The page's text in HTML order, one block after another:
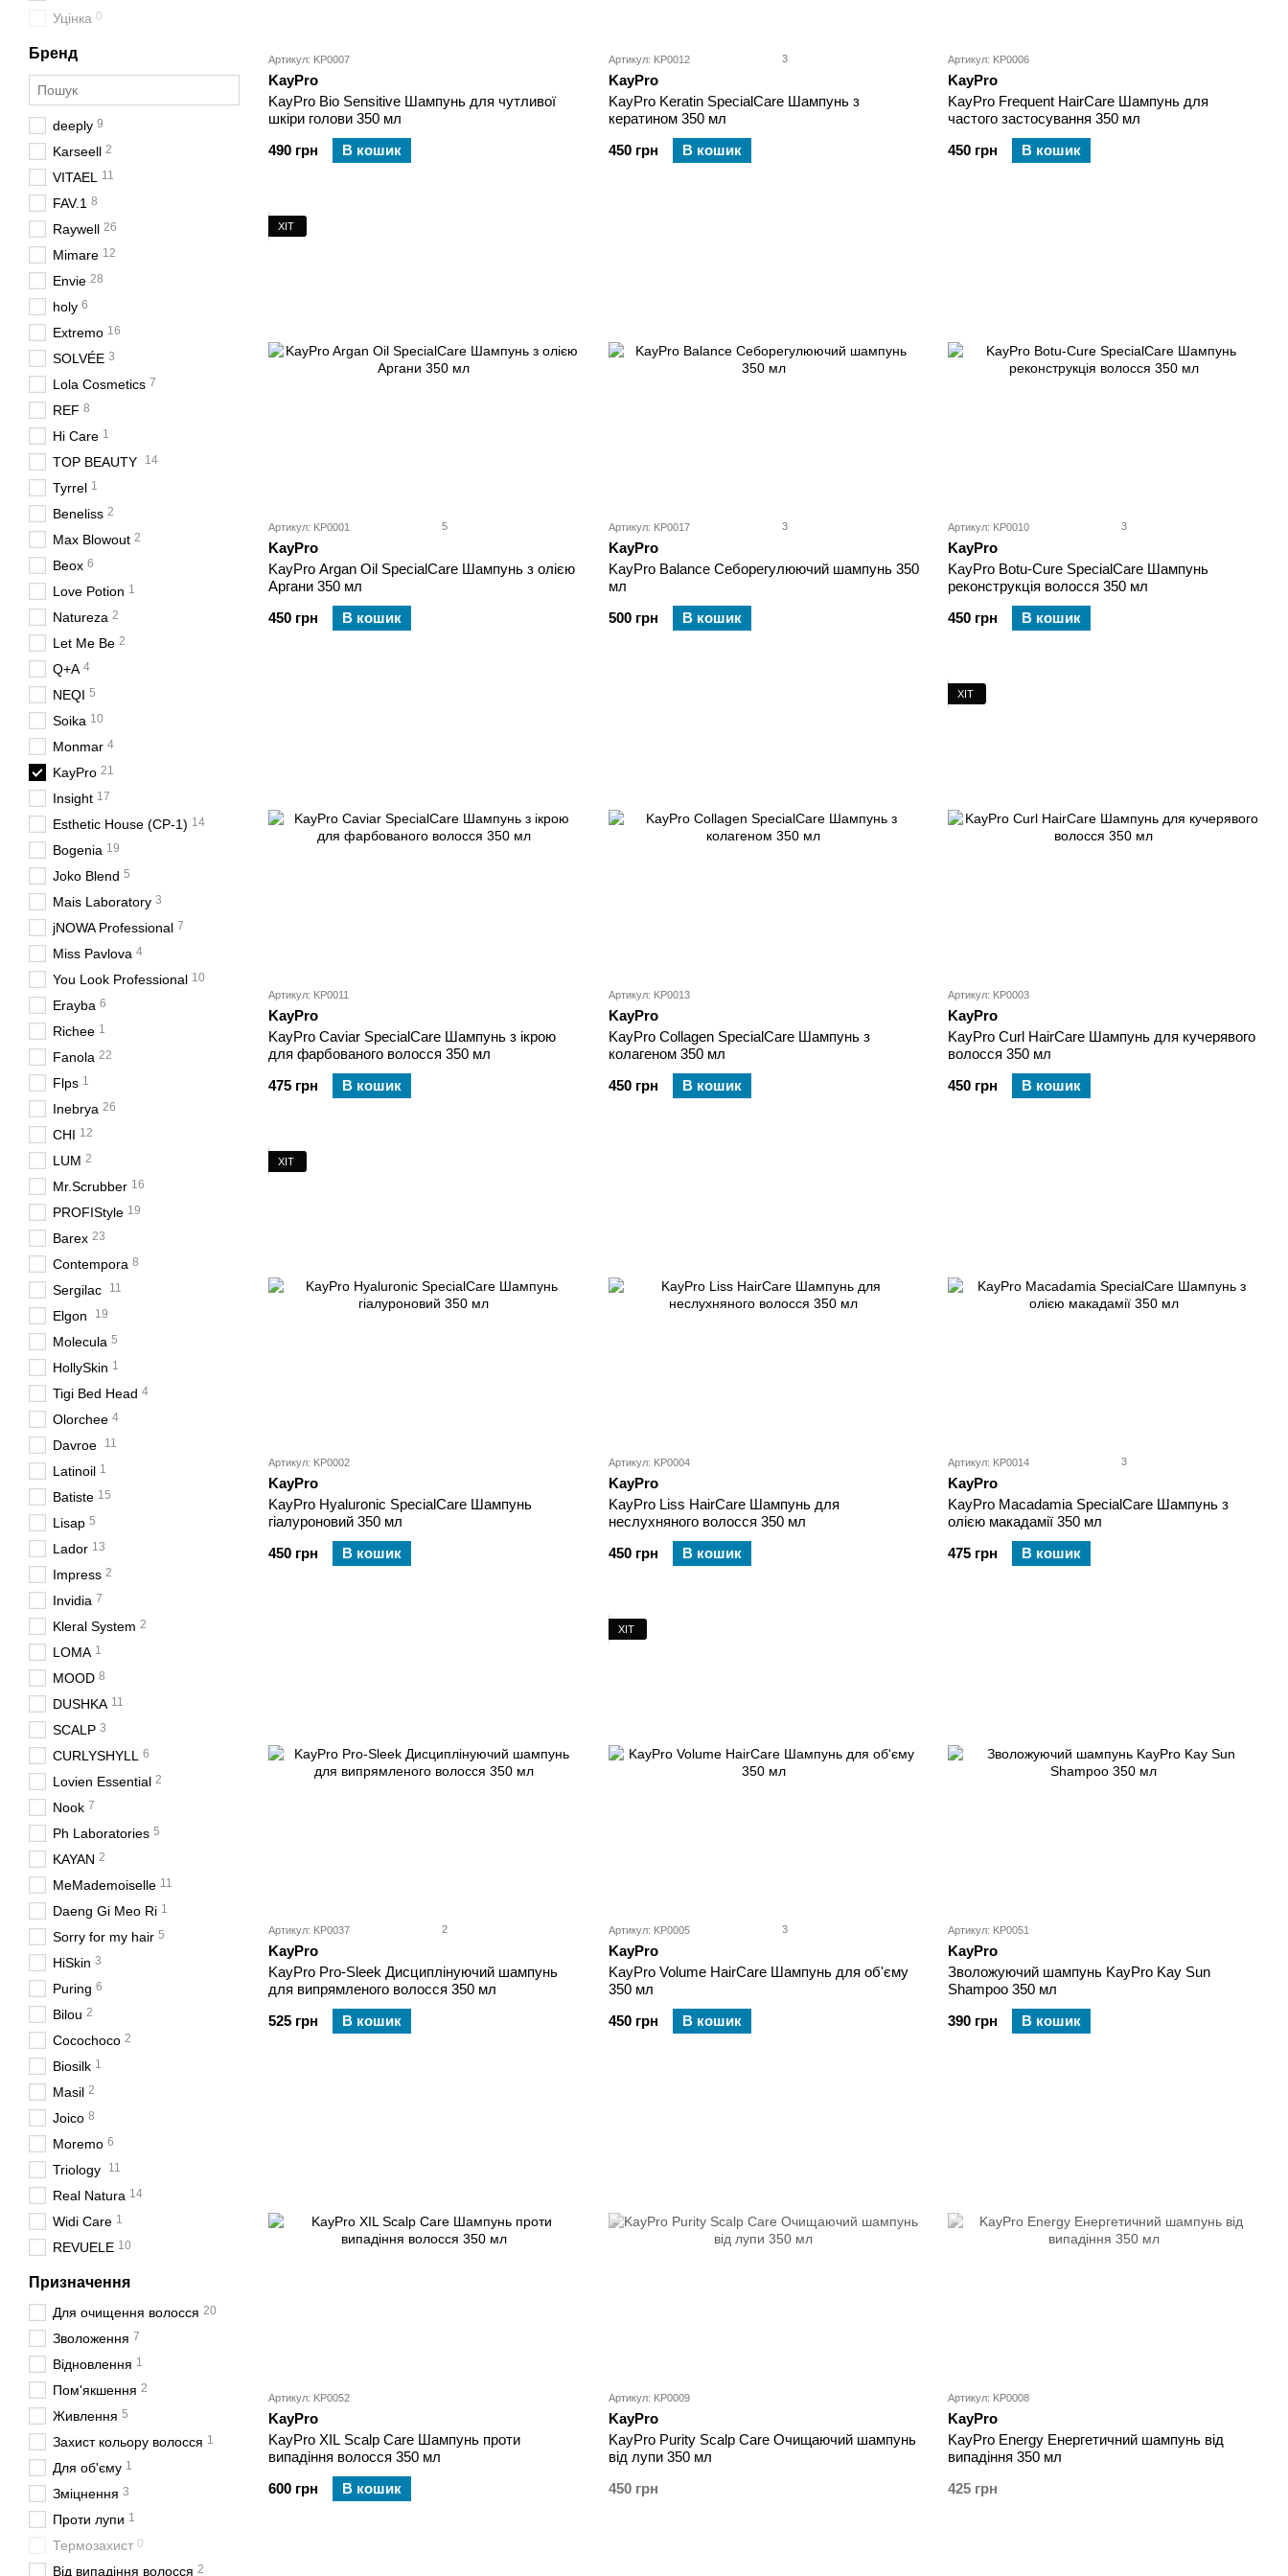
Артикул: KP0007
KayPro
KayPro Bio Sensitive Шампунь для чутливої ​​
шкіри голови 350 мл
490 грн
В кошик
Артикул: KP0012 3
KayPro
KayPro Keratin SpecialCare Шампунь з
кератином 350 мл
450 грн
В кошик
Артикул: KP0006
KayPro
KayPro Frequent HairCare Шампунь для
частого застосування 350 мл
450 грн
В кошик
ХІТ
Артикул: KP0001 5
KayPro
KayPro Argan Oil SpecialCare Шампунь з олією
Аргани 350 мл
450 грн
В кошик
Артикул: KP0017 3
KayPro
KayPro Balance Себорегулюючий шампунь 350
мл
500 грн
В кошик
Артикул: KP0010 3
KayPro
KayPro Botu-Cure SpecialCare Шампунь
реконструкція волосся 350 мл
450 грн
В кошик
Артикул: KP0011
KayPro
KayPro Caviar SpecialCare Шампунь з ікрою
для фарбованого волосся 350 мл
475 грн
В кошик
Артикул: KP0013
KayPro
KayPro Collagen SpecialCare Шампунь з
колагеном 350 мл
450 грн
В кошик
ХІТ
Артикул: KP0003
KayPro
KayPro Curl HairCare Шампунь для кучерявого
волосся 350 мл
450 грн
В кошик
ХІТ
Артикул: KP0002
KayPro
KayPro Hyaluronic SpecialCare Шампунь
гіалуроновий 350 мл
450 грн
В кошик
Артикул: KP0004
KayPro
KayPro Liss HairCare Шампунь для
неслухняного волосся 350 мл
450 грн
В кошик
Артикул: KP0014 3
KayPro
KayPro Macadamia SpecialCare Шампунь з
олією макадамії 350 мл
475 грн
В кошик
Артикул: KP0037 2
KayPro
KayPro Pro-Sleek Дисциплінуючий шампунь
для випрямленого волосся 350 мл
525 грн
В кошик
ХІТ
Артикул: KP0005 3
KayPro
KayPro Volume HairCare Шампунь для об'єму
350 мл
450 грн
В кошик
Артикул: KP0051
KayPro
Зволожуючий шампунь KayPro Kay Sun
Shampoo 350 мл
390 грн
В кошик
Артикул: KP0052
KayPro
KayPro XIL Scalp Care Шампунь проти
випадіння волосся 350 мл
600 грн
В кошик
Артикул: KP0009
KayPro
KayPro Purity Scalp Care Очищаючий шампунь
від лупи 350 мл
450 грн
Артикул: KP0008
KayPro
KayPro Energy Енергетичний шампунь від
випадіння 350 мл
425 грн
Уцінка 0
Бренд
deeply 9
Karseell 2
VITAEL 11
FAV.1 8
Raywell 26
Mimare 12
Envie 28
holy 6
Extremo 16
SOLVÉE 3
Lola Cosmetics 7
REF 8
Hi Care 1
TOP BEAUTY 14
Tyrrel 1
Beneliss 2
Max Blowout 2
Beox 6
Love Potion 1
Natureza 2
Let Me Be 2
Q+A 4
NEQI 5
Soika 10
Monmar 4
KayPro 21
Insight 17
Esthetic House (CP-1) 14
Bogenia 19
Joko Blend 5
Mais Laboratory 3
jNOWA Professional 7
Miss Pavlova 4
You Look Professional 10
Erayba 6
Richee 1
Fanola 22
Flps 1
Inebrya 26
CHI 12
LUM 2
Mr.Scrubber 16
PROFIStyle 19
Barex 23
Contempora 8
Sergilac 11
Elgon 19
Molecula 5
HollySkin 1
Tigi Bed Head 4
Olorchee 4
Davroe 11
Latinoil 1
Batiste 15
Lisap 5
Lador 13
Impress 2
Invidia 7
Kleral System 2
LOMA 1
MOOD 8
DUSHKA 11
SCALP 3
CURLYSHYLL 6
Lovien Essential 2
Nook 7
Ph Laboratories 5
KAYAN 2
MeMademoiselle 11
Daeng Gi Meo Ri 1
Sorry for my hair 5
HiSkin 3
Puring 6
Bilou 2
Cocochoco 2
Biosilk 1
Masil 2
Joico 8
Moremo 6
Triology 11
Real Natura 14
Widi Care 1
REVUELE 10
Призначення
Для очищення волосся 20
Зволоження 7
Відновлення 1
Пом'якшення 2
Живлення 5
Захист кольору волосся 1
Для об'єму 1
Зміцнення 3
Проти лупи 1
Термозахист 0
Від випадіння волосся 2